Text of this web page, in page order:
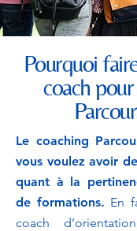
Pourquoi
coach
Le coaching
vous voulez avoir
quant à la
de formations. En
coach